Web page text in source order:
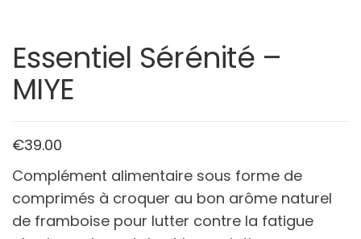
Essentiel Sérénité –
MIYE
€39.00
Complément alimentaire sous forme de
comprimés à croquer au bon arôme naturel
de framboise pour lutter contre la fatigue